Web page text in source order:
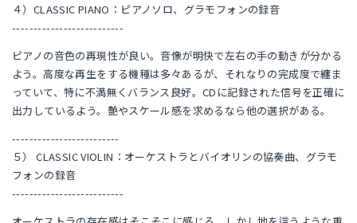
４）CLASSIC PIANO：ピアノソロ、グラモフォンの録音
--------------------------
ピアノの音色の再現性が良い。音像が明快で左右の手の動きが分かる
よう。高度な再生をする機種は多々あるが、それなりの完成度で纏ま
っていて、特に不満無くバランス良好。CDに記録された信号を正確に
出力しているよう。艶やスケール感を求めるなら他の選択がある。
-------------------------
５） CLASSIC VIOLIN：オーケストラとバイオリンの協奏曲、グラモ
フォンの録音
--------------------------